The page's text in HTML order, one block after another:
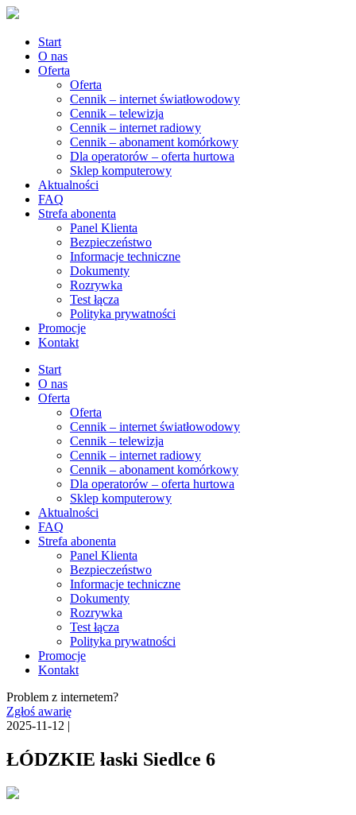
Start
O nas
Oferta
Oferta
Cennik – internet światłowodowy
Cennik – telewizja
Cennik – internet radiowy
Cennik – abonament komórkowy
Dla operatorów – oferta hurtowa
Sklep komputerowy
Aktualności
FAQ
Strefa abonenta
Panel Klienta
Bezpieczeństwo
Informacje techniczne
Dokumenty
Rozrywka
Test łącza
Polityka prywatności
Promocje
Kontakt
Start
O nas
Oferta
Oferta
Cennik – internet światłowodowy
Cennik – telewizja
Cennik – internet radiowy
Cennik – abonament komórkowy
Dla operatorów – oferta hurtowa
Sklep komputerowy
Aktualności
FAQ
Strefa abonenta
Panel Klienta
Bezpieczeństwo
Informacje techniczne
Dokumenty
Rozrywka
Test łącza
Polityka prywatności
Promocje
Kontakt
Problem z internetem?
Zgłoś awarię
2025-11-12 |
ŁÓDZKIE łaski Siedlce 6